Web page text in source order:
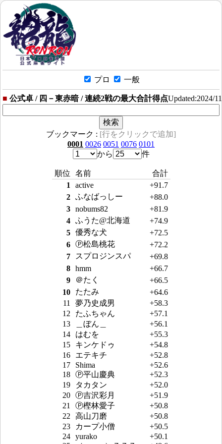
プロ 一般
■ 公式卓 / 四－東赤暗 / 連続2戦の最大合計得点Updated:2024/
ブックマーク : [行をクリックで追加]
0001 0026 0051 0076 0101
から
件
順位 名前
合計
1
active
+91.7
2
ふなばっしー
+88.0
3
nobums82
+81.9
4
ふうた@北海道
+74.9
5
優秀な犬
+72.5
6
Ⓟ松島桃花
+72.2
7
スプロジンスパ
+69.8
8
hmm
+66.7
9
＠たく
+66.5
10
たたみ
+64.6
11
夢乃史成男
+58.3
12
たふちゃん
+57.1
13
＿ぼん＿
+56.1
14
はむを
+55.3
15
キンケドゥ
+54.8
16
エテキチ
+52.8
17
Shima
+52.6
18
Ⓟ平山慶典
+52.3
19
タカタン
+52.0
20
Ⓟ吉沢彩月
+51.9
21
Ⓟ樫林愛子
+50.8
22
高山刀磨
+50.8
23
カープ小僧
+50.5
24
yurako
+50.1